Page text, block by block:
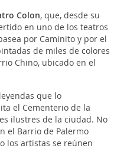
Colon, que, desde su
en uno de los teatros
por Caminito y por el
de miles de colores
Chino, ubicado en el
que lo
el Cementerio de la
ilustres de la ciudad. No
el Barrio de Palermo
los artistas se reúnen